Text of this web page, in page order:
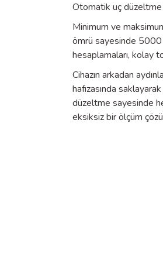
Otomatik uç düzeltme
Minimum ve
ömrü sayesinde 5000
hesaplamaları, kolay
Cihazın arkadan
hafızasında
düzeltme sayesinde
eksiksiz bir ölçüm